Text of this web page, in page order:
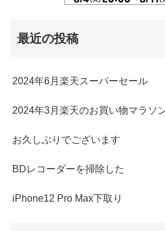
最近の投稿
2024年6月楽天スーパーセール
2024年3月楽天のお買い物マラソ
お久しぶりでございます
BDレコーダーを掃除した
iPhone12 Pro Max下取り